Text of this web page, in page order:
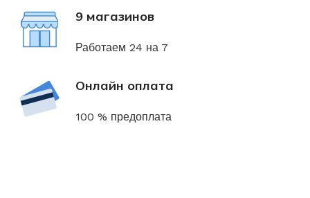
9 магазинов
Работаем 24 на 7
Онлайн оплата
100 % предоплата